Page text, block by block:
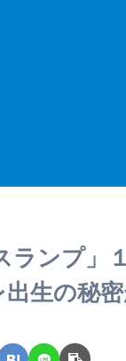
ランプ
出生の秘